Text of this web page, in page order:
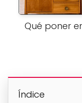
Qué poner
Índice